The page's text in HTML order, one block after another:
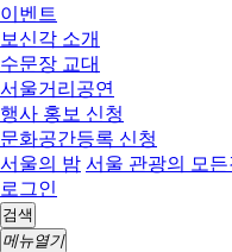
이벤트
보신각 소개
수문장 교대
서울거리공연
행사 홍보 신청
문화공간등록 신청
서울의 밤 서울 관광의 모
로그인
검색
메뉴열기